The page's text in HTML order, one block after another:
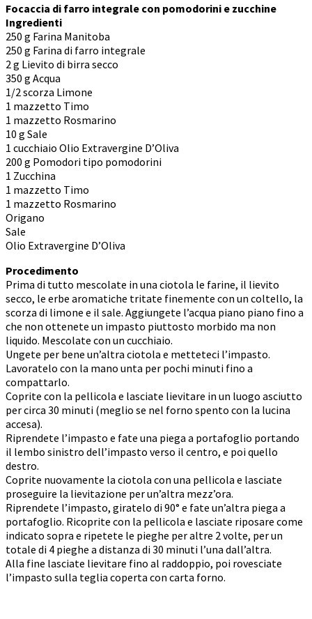
Focaccia di farro integrale con pomodorini e zucchine
Ingredienti
250 g Farina Manitoba
250 g Farina di farro integrale
2 g Lievito di birra secco
350 g Acqua
1/2 scorza Limone
1 mazzetto Timo
1 mazzetto Rosmarino
10 g Sale
1 cucchiaio Olio Extravergine D’Oliva
200 g Pomodori tipo pomodorini
1 Zucchina
1 mazzetto Timo
1 mazzetto Rosmarino
Origano
Sale
Olio Extravergine D’Oliva
Procedimento
Prima di tutto mescolate in una ciotola le farine, il lievito
secco, le erbe aromatiche tritate finemente con un coltello, la
scorza di limone e il sale. Aggiungete l’acqua piano piano fino a
che non ottenete un impasto piuttosto morbido ma non
liquido. Mescolate con un cucchiaio.
Ungete per bene un’altra ciotola e metteteci l’impasto.
Lavoratelo con la mano unta per pochi minuti fino a
compattarlo.
Coprite con la pellicola e lasciate lievitare in un luogo asciutto
per circa 30 minuti (meglio se nel forno spento con la lucina
accesa).
Riprendete l’impasto e fate una piega a portafoglio portando
il lembo sinistro dell’impasto verso il centro, e poi quello
destro.
Coprite nuovamente la ciotola con una pellicola e lasciate
proseguire la lievitazione per un’altra mezz’ora.
Riprendete l’impasto, giratelo di 90° e fate un’altra piega a
portafoglio. Ricoprite con la pellicola e lasciate riposare come
indicato sopra e ripetete le pieghe per altre 2 volte, per un
totale di 4 pieghe a distanza di 30 minuti l’una dall’altra.
Alla fine lasciate lievitare fino al raddoppio, poi rovesciate
l’impasto sulla teglia coperta con carta forno.